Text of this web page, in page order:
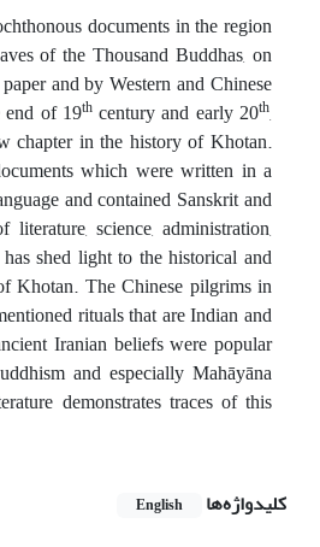
documents in the region
of the Thousand Buddhas, on
and by Western and Chinese
end of 19thcentury and early 20th,
chapter in the history of Khotan.
which were written in a
and contained Sanskrit and
science, administration,
shed light to the historical and
Khotan. The Chinese pilgrims in
rituals that are Indian and
Iranian beliefs were popular
and especially Mahāyāna
demonstrates traces of this
کلیدواژه‌ها
English